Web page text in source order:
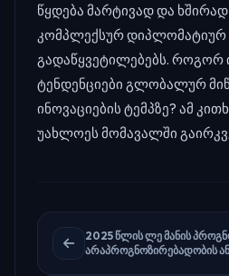
წყდება მარტივად და
კომპლექსურ დიპლომატიურ
გადაწყვეტილებებს. როგორ
ტენდენციები გლობალურ
ინოვაციების ტემპზე? ამ
უახლოეს მომავალში
2025 წლის ლე მანის
არაპროგნოზირებადობის